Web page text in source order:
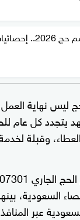
وأرقام وتاريخ
ليس نهاية
يتجدد كل عام
وقبلة
عبر